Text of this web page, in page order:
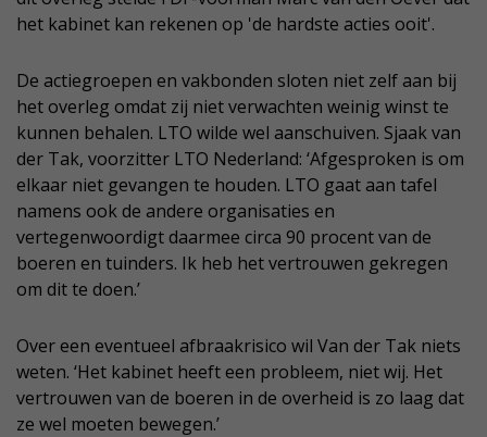
het kabinet kan rekenen op 'de hardste acties ooit'.
De actiegroepen en vakbonden sloten niet zelf aan bij
het overleg omdat zij niet verwachten weinig winst te
kunnen behalen. LTO wilde wel aanschuiven. Sjaak van
der Tak, voorzitter LTO Nederland: ‘Afgesproken is om
elkaar niet gevangen te houden. LTO gaat aan tafel
namens ook de andere organisaties en
vertegenwoordigt daarmee circa 90 procent van de
boeren en tuinders. Ik heb het vertrouwen gekregen
om dit te doen.’
Over een eventueel afbraakrisico wil Van der Tak niets
weten. ‘Het kabinet heeft een probleem, niet wij. Het
vertrouwen van de boeren in de overheid is zo laag dat
ze wel moeten bewegen.’